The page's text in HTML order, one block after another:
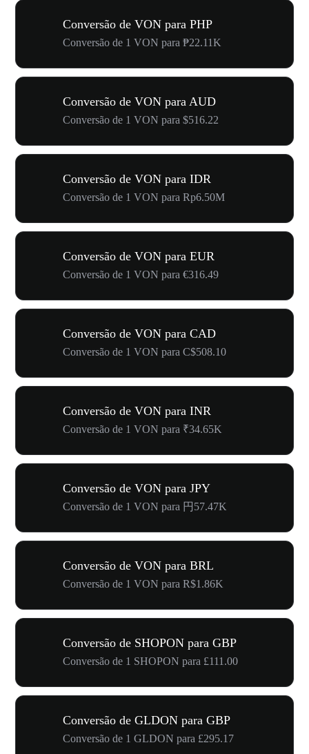
Conversão de VON para PHP
Conversão de 1 VON para ₱22.11K
Conversão de VON para AUD
Conversão de 1 VON para $516.22
Conversão de VON para IDR
Conversão de 1 VON para Rp6.50M
Conversão de VON para EUR
Conversão de 1 VON para €316.49
Conversão de VON para CAD
Conversão de 1 VON para C$508.10
Conversão de VON para INR
Conversão de 1 VON para ₹34.65K
Conversão de VON para JPY
Conversão de 1 VON para 円57.47K
Conversão de VON para BRL
Conversão de 1 VON para R$1.86K
Conversão de SHOPON para GBP
Conversão de 1 SHOPON para £111.00
Conversão de GLDON para GBP
Conversão de 1 GLDON para £295.17